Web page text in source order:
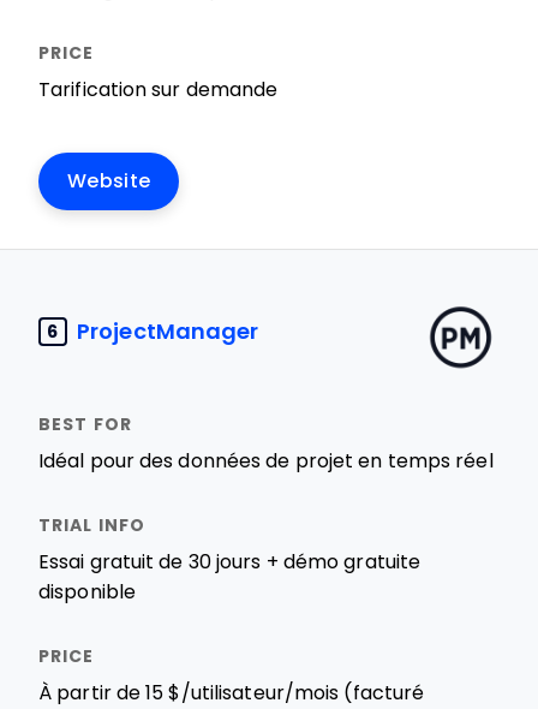
Tarification sur demande
Website
6 ProjectManager
Idéal pour des données de projet en temps réel
Essai gratuit de 30 jours + démo gratuite
disponible
À partir de 15 $/utilisateur/mois (facturé